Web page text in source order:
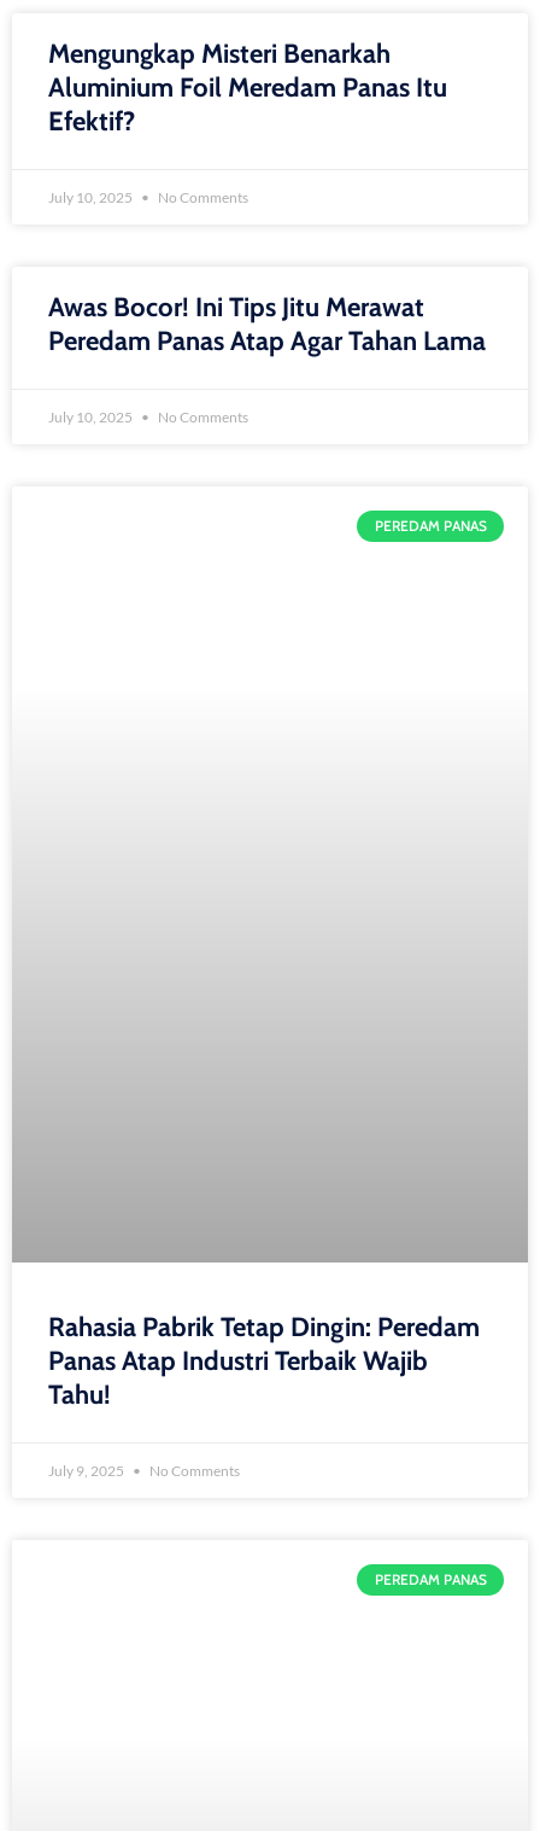
Mengungkap Misteri Benarkah
Aluminium Foil Meredam Panas Itu
Efektif?
July 10, 2025 No Comments
Awas Bocor! Ini Tips Jitu Merawat
Peredam Panas Atap Agar Tahan Lama
July 10, 2025 No Comments
PEREDAM PANAS
Rahasia Pabrik Tetap Dingin: Peredam
Panas Atap Industri Terbaik Wajib
Tahu!
July 9, 2025 No Comments
PEREDAM PANAS